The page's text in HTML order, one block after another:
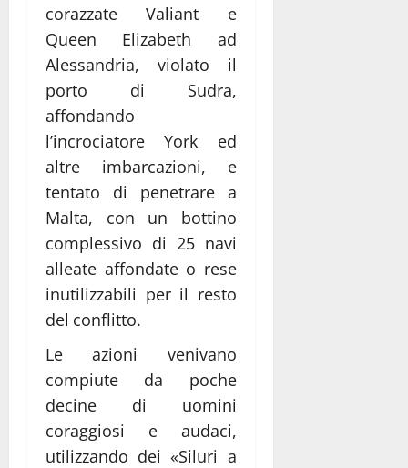
corazzate Valiant e
Queen Elizabeth ad
Alessandria, violato il
porto di Sudra,
affondando
l’incrociatore York ed
altre imbarcazioni, e
tentato di penetrare a
Malta, con un bottino
complessivo di 25 navi
alleate affondate o rese
inutilizzabili per il resto
del conflitto.
Le azioni venivano
compiute da poche
decine di uomini
coraggiosi e audaci,
utilizzando dei «Siluri a